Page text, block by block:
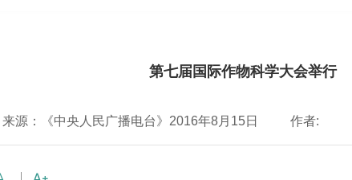
第七届国际作物科学大会举行
来源：《中央人民广播电台》2016年8月15日 作者: